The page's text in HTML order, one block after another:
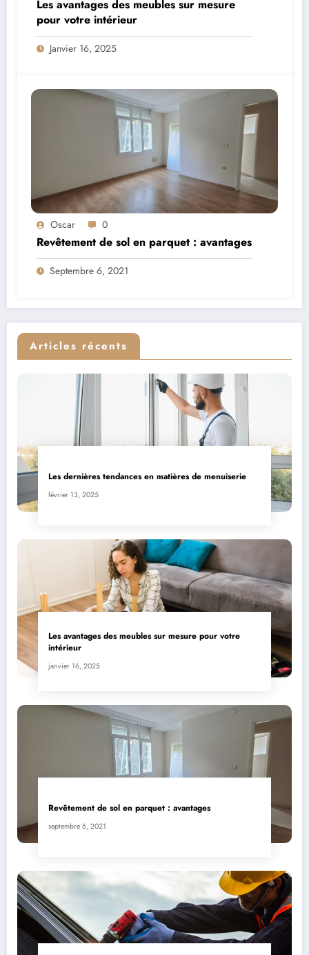
Les avantages des meubles sur mesure
pour votre intérieur
Janvier 16, 2025
Oscar 0
Revêtement de sol en parquet : avantages
Septembre 6, 2021
Articles récents
Les dernières tendances en matières de menuiserie
février 13, 2025
Les avantages des meubles sur mesure pour votre
intérieur
janvier 16, 2025
Revêtement de sol en parquet : avantages
septembre 6, 2021